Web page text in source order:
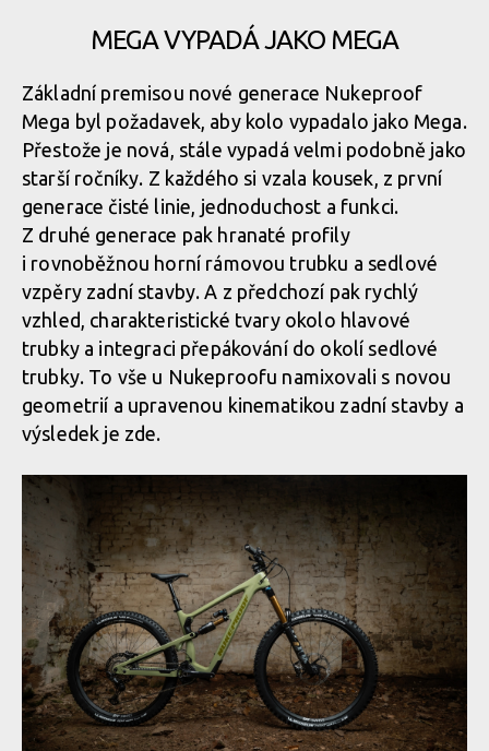
MEGA VYPADÁ JAKO MEGA
Základní premisou nové generace Nukeproof
Mega byl požadavek, aby kolo vypadalo jako Mega.
Přestože je nová, stále vypadá velmi podobně jako
starší ročníky. Z každého si vzala kousek, z první
generace čisté linie, jednoduchost a funkci.
Z druhé generace pak hranaté profily
i rovnoběžnou horní rámovou trubku a sedlové
vzpěry zadní stavby. A z předchozí pak rychlý
vzhled, charakteristické tvary okolo hlavové
trubky a integraci přepákování do okolí sedlové
trubky. To vše u Nukeproofu namixovali s novou
geometrií a upravenou kinematikou zadní stavby a
výsledek je zde.